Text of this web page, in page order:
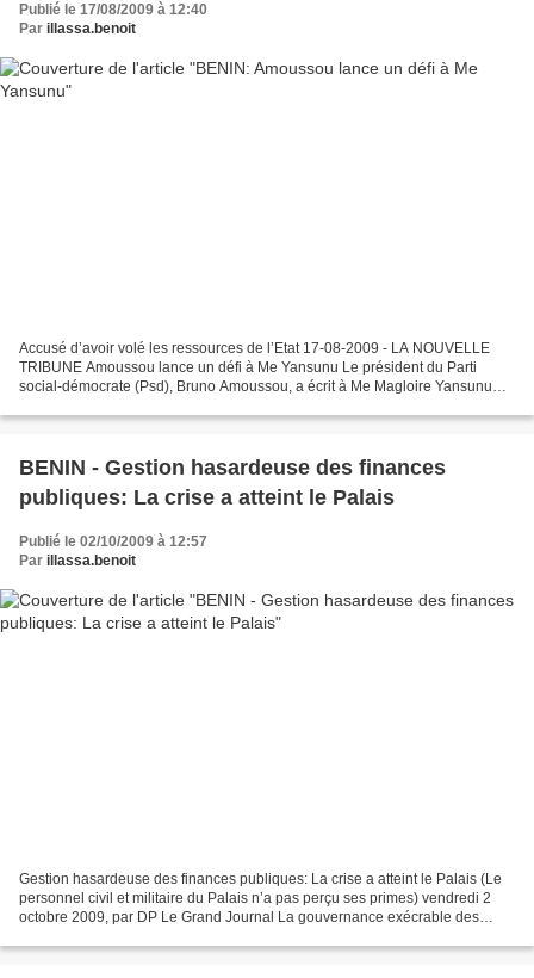
Publié le 17/08/2009 à 12:40
Par illassa.benoit
Accusé d’avoir volé les ressources de l’Etat 17-08-2009 - LA NOUVELLE
TRIBUNE Amoussou lance un défi à Me Yansunu Le président du Parti
social-démocrate (Psd), Bruno Amoussou, a écrit à Me Magloire Yansunu
BENIN - Gestion hasardeuse des finances
publiques: La crise a atteint le Palais
Publié le 02/10/2009 à 12:57
Par illassa.benoit
Gestion hasardeuse des finances publiques: La crise a atteint le Palais (Le
personnel civil et militaire du Palais n’a pas perçu ses primes) vendredi 2
octobre 2009, par DP Le Grand Journal La gouvernance exécrable des